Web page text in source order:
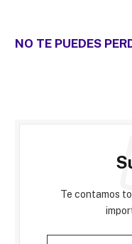
NO TE PUEDES
Te contamos